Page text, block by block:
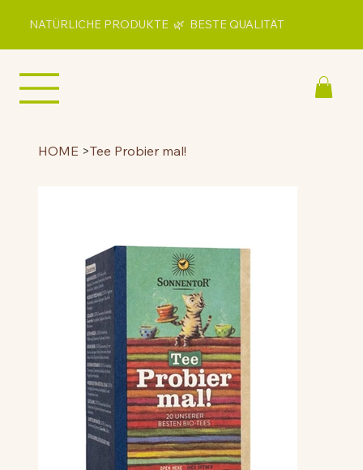
NATÜRLICHE PRODUKTE 🌿 BESTE QUALITÄT
HOME >Tee Probier mal!